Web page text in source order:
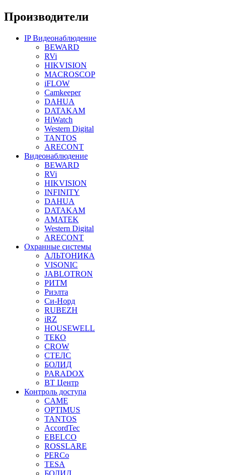
Производители
IP Видеонаблюдение
BEWARD
RVi
HIKVISION
MACROSCOP
iFLOW
Camkeeper
DAHUA
DATAKAM
HiWatch
Western Digital
TANTOS
ARECONT
Видеонаблюдение
BEWARD
RVi
HIKVISION
INFINITY
DAHUA
DATAKAM
AMATEK
Western Digital
ARECONT
Охранные системы
АЛЬТОНИКА
VISONIC
JABLOTRON
РИТМ
Риэлта
Си-Норд
RUBEZH
iRZ
HOUSEWELL
ТЕКО
CROW
СТЕЛС
БОЛИД
PARADOX
ВТ Центр
Контроль доступа
CAME
OPTIMUS
TANTOS
AccordTec
EBELCO
ROSSLARE
PERCo
TESA
БОЛИД